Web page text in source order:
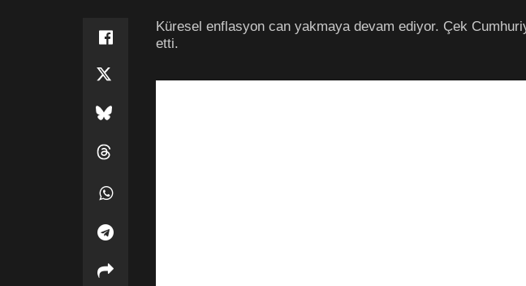
Küresel enflasyon can yakmaya devam ediyor. Çek
etti.